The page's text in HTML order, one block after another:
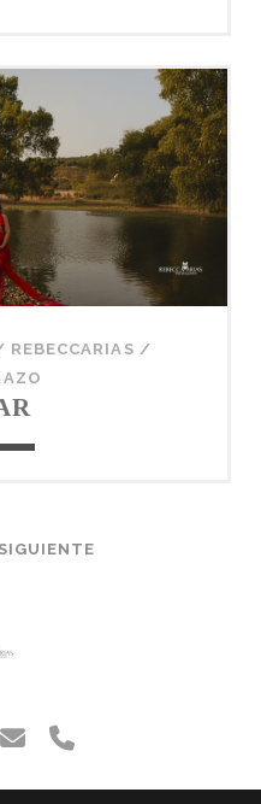
REBECCARIAS /
SIGUIENTE
correophone